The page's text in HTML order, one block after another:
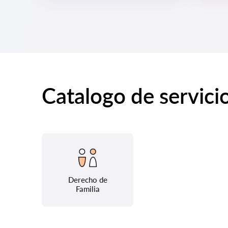
Catalogo de
Derecho de
Familia